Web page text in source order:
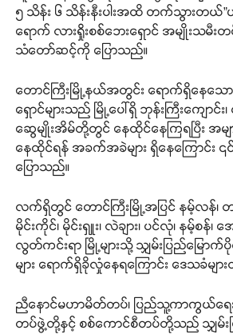
၅ သိန်း ၆ သိန်းနီးပါးအထိ တက်သွားတယ်”
ရောက် လားရှိုးစစ်ဘေးရှောင် အမျိုးသမီးတ
သံတော်ဆင့်ကို ပြောသည်။
တောင်ကြီးမြို့နယ်အတွင်း ရောက်ရှိနေသော
ရှောင်များသည် မြို့ပေါ်ရှိ ဘုန်းကြီးကျောင်
ဆွေမျိုးအိမ်တို့တွင် နေထိုင်နေကြရပြီး အမျ
နေထိုင်ရန် အခက်အခဲများ ရှိနေကြောင်း
ပြောသည်။
လက်ရှိတွင် တောင်ကြီးမြို့အပြင် နမ့်လန်၊ တ
မိုင်းကိုင်၊ မိုင်းရှူး၊ လဲချား၊ ပင်လုံ၊ နမ့်စန်
လွတ်ကင်းရာ မြို့များသို့ သျှမ်းပြည်မြောက်
များ ရောက်ရှိခိုလှုံနေရကြောင်း ဒေသခံမျ
ညီနောင်မဟာမိတ်တပ်၊ ပြည်သူ့ကာကွယ်ရေးတ
တပ်ဖွဲ့တို့နှင့် စစ်ကောင်စီတပ်တို့သည် သျှမ်းပ